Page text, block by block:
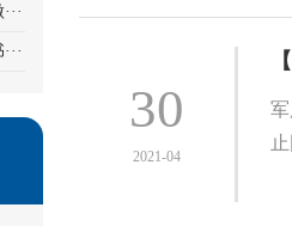
30
2021-04